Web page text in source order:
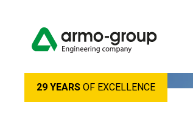
29 YEARS OF EXCELLENCE